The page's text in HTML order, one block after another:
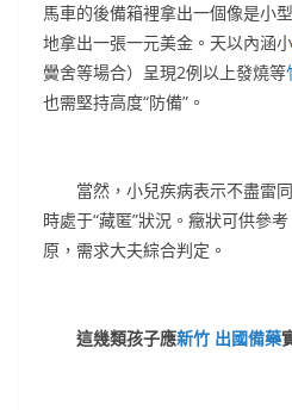
馬車的後備箱裡拿出一個像是小
地拿出一張一元美金。天以內涵小
黌舍等場合）呈現2例以上發燒等
也需堅持高度“防備”。
當然，小兒疾病表示不盡雷同
時處于“藏匿”狀況。癥狀可供參
原，需求大夫綜合判定。
這幾類孩子應新竹 出國備藥